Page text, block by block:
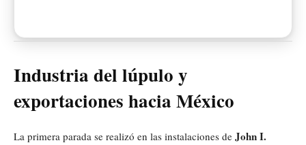
Industria del lúpulo y
exportaciones hacia México
La primera parada se realizó en las instalaciones de John I.